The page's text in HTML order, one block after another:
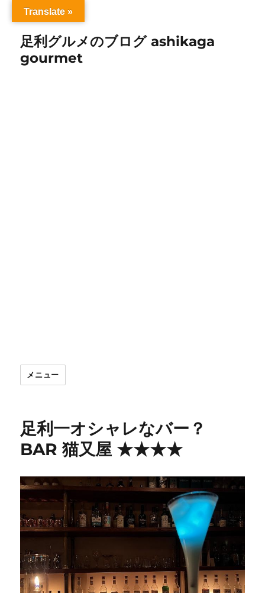
足利グルメのブログ ashikaga
gourmet
メニュー
足利一オシャレなバー？
BAR 猫又屋 ★★★★
Translate »